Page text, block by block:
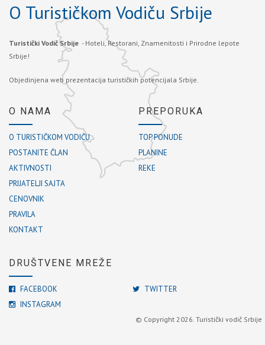
O Turističkom Vodiču Srbije
Turistički Vodič Srbije - Hoteli, Restorani, Znamenitosti i Prirodne lepote
Srbije!
Objedinjena web prezentacija turističkih potencijala Srbije.
O NAMA
O TURISTIČKOM VODIČU
POSTANITE ČLAN
AKTIVNOSTI
PRIJATELJI SAJTA
CENOVNIK
PRAVILA
KONTAKT
PREPORUKA
TOP PONUDE
PLANINE
REKE
DRUŠTVENE MREŽE
FACEBOOK
TWITTER
INSTAGRAM
© Copyright 2026. Turistički vodič Srbije